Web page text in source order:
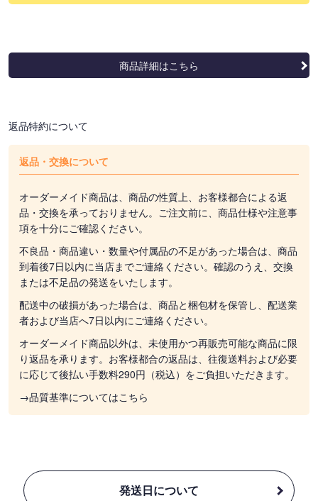
商品詳細はこちら
返品特約について
返品・交換について
オーダーメイド商品は、商品の性質上、お客様都合による返
品・交換を承っておりません。ご注文前に、商品仕様や注意事
項を十分にご確認ください。
不良品・商品違い・数量や付属品の不足があった場合は、商品
到着後7日以内に当店までご連絡ください。確認のうえ、交換
または不足品の発送をいたします。
配送中の破損があった場合は、商品と梱包材を保管し、配送業
者および当店へ7日以内にご連絡ください。
オーダーメイド商品以外は、未使用かつ再販売可能な商品に限
り返品を承ります。お客様都合の返品は、往復送料および必要
に応じて後払い手数料290円（税込）をご負担いただきます。
→品質基準についてはこちら
発送日について